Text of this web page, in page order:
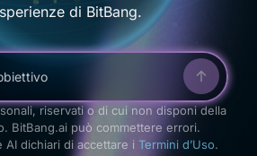
di BitBang.
riservati o di cui non disponi della
BitBang.ai può commettere errori.
AI dichiari di accettare i Termini d’Uso.